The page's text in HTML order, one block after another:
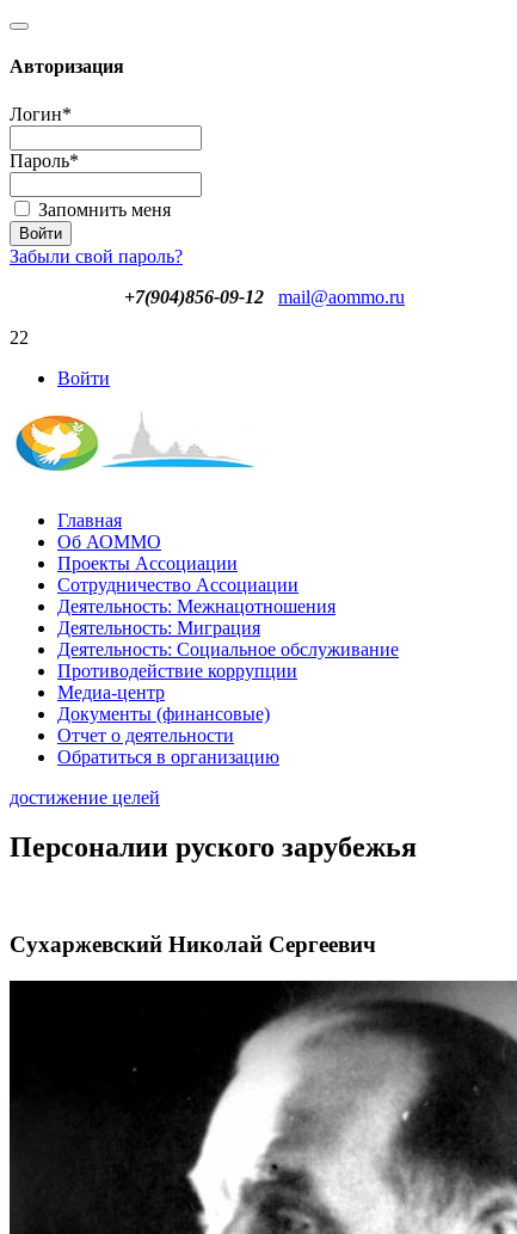
Авторизация
Логин*
Пароль*
Запомнить меня
Забыли свой пароль?
+7(904)856-09-12
mail@aommo.ru
22
Войти
Главная
Об АОММО
Проекты Ассоциации
Сотрудничество Ассоциации
Деятельность: Межнацотношения
Деятельность: Миграция
Деятельность: Социальное обслуживание
Противодействие коррупции
Медиа-центр
Документы (финансовые)
Отчет о деятельности
Обратиться в организацию
достижение целей
Персоналии руского зарубежья
Сухаржевский Николай Сергеевич